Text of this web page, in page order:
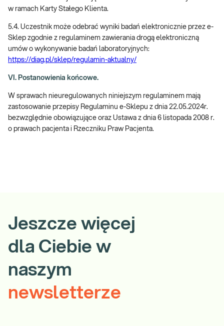
w ramach Karty Stałego Klienta.
5.4. Uczestnik może odebrać wyniki badań elektronicznie przez e-
Sklep zgodnie z regulaminem zawierania drogą elektroniczną
umów o wykonywanie badań laboratoryjnych:
https://diag.pl/sklep/regulamin-aktualny/
VI. Postanowienia końcowe.
W sprawach nieuregulowanych niniejszym regulaminem mają
zastosowanie przepisy Regulaminu e-Sklepu z dnia 22.05.2024r.
bezwzględnie obowiązujące oraz Ustawa z dnia 6 listopada 2008 r.
o prawach pacjenta i Rzeczniku Praw Pacjenta.
Jeszcze więcej
dla Ciebie w
naszym
newsletterze